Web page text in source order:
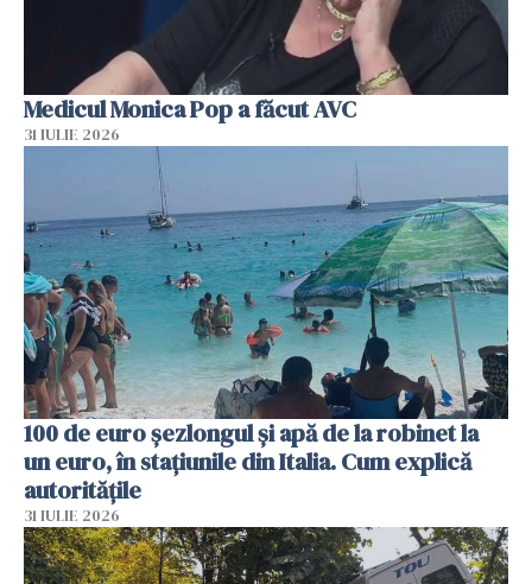
Medicul Monica Pop a făcut AVC
31 IULIE 2026
100 de euro șezlongul și apă de la robinet la
un euro, în stațiunile din Italia. Cum explică
autoritățile
31 IULIE 2026